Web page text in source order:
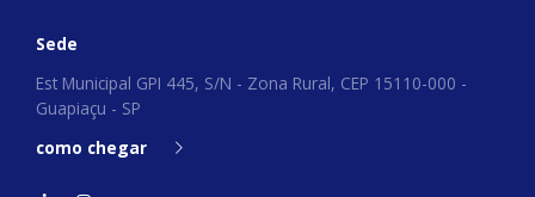
Sede
Est Municipal GPI 445, S/N - Zona Rural, CEP 15110-000 -
Guapiaçu - SP
como chegar